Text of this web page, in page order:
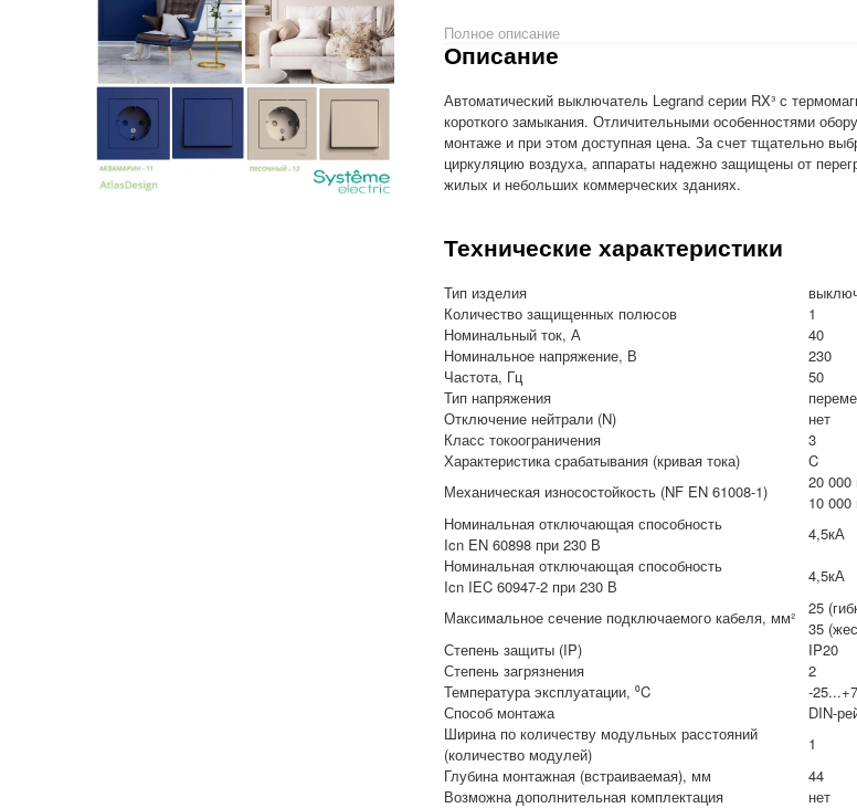
Полное описание
Описание
Автоматический выключатель Legrand серии RX³ с
короткого замыкания. Отличительными особенностями
монтаже и при этом доступная цена. За счет тщательно
циркуляцию воздуха, аппараты надежно защищены от
жилых и небольших коммерческих зданиях.
Технические характеристики
Тип изделия
Количество защищенных полюсов
1
Номинальный ток, А
40
Номинальное напряжение, В
230
Частота, Гц
50
Тип напряжения
Отключение нейтрали (N)
нет
Класс токоограничения
3
Характеристика срабатывания (кривая тока)
C
Механическая износостойкость (NF EN 61008-1)
20 000
10 000
Номинальная отключающая способность
4,5кА
Icn EN 60898 при 230 В
Номинальная отключающая способность
4,5кА
Icn IEC 60947-2 при 230 В
Максимальное сечение подключаемого кабеля, мм² 25
35
Степень защиты (IP)
IP20
Степень загрязнения
2
Температура эксплуатации, ⁰C
-
Способ монтажа
DIN-
Ширина по количеству модульных расстояний
1
(количество модулей)
Глубина монтажная (встраиваемая), мм
44
Возможна дополнительная комплектация
нет